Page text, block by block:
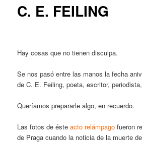
C. E. FEILING
Hay cosas que no tienen disculpa.
Se nos pasó entre las manos la fecha
de C. E. Feiling, poeta, escritor,
Queríamos prepararle algo, en recuerdo.
Las fotos de ésteacto relámpago fueron
de Praga cuando la noticia de la muerte